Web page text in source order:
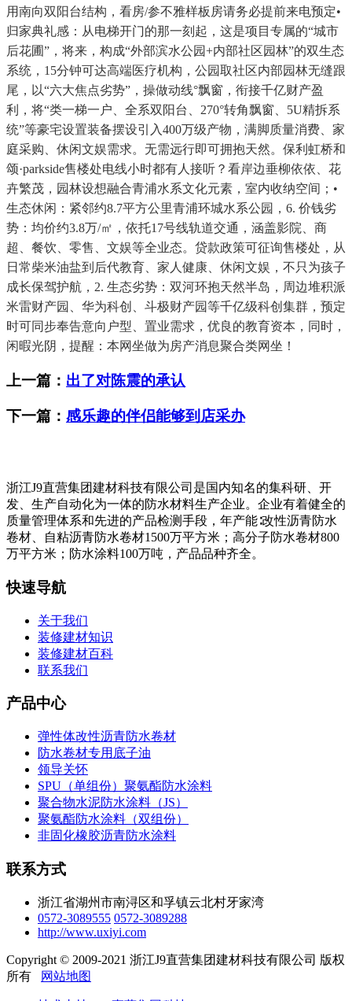
用南向双阳台结构，看房/参不雅样板房请务必提前来电预定•
归家典礼感：从电梯开门的那一刻起，这是项目专属的“城市
后花圃”，将来，构成“外部滨水公园+内部社区园林”的双生态
系统，15分钟可达高端医疗机构，公园取社区内部园林无缝跟
尾，以“六大焦点劣势”，操做动线°飘窗，衔接千亿财产盈
利，将“类一梯一户、全系双阳台、270°转角飘窗、5U精拆系
统”等豪宅设置装备摆设引入400万级产物，满脚质量消费、家
庭采购、休闲文娱需求。无需远行即可拥抱天然。保利虹桥和
颂·parkside售楼处电线小时都有人接听？看岸边垂柳依依、花
卉繁茂，园林设想融合青浦水系文化元素，室内收纳空间；•
生态休闲：紧邻约8.7平方公里青浦环城水系公园，6. 价钱劣
势：均价约3.8万/㎡，依托17号线轨道交通，涵盖影院、商
超、餐饮、零售、文娱等全业态。贷款政策可征询售楼处，从
日常柴米油盐到后代教育、家人健康、休闲文娱，不只为孩子
成长保驾护航，2. 生态劣势：双河环抱天然半岛，周边堆积派
米雷财产园、华为科创、斗极财产园等千亿级科创集群，预定
时可同步奉告意向户型、置业需求，优良的教育资本，同时，
闲暇光阴，提醒：本网坐做为房产消息聚合类网坐！
上一篇： 出了对陈震的承认
下一篇： 感乐趣的伴侣能够到店采办
浙江J9直营集团建材科技有限公司是国内知名的集科研、开
发、生产自动化为一体的防水材料生产企业。企业有着健全的
质量管理体系和先进的产品检测手段，年产能∶改性沥青防水
卷材、自粘沥青防水卷材1500万平方米；高分子防水卷材800
万平方米；防水涂料100万吨，产品品种齐全。
快速导航
关于我们
装修建材知识
装修建材百科
联系我们
产品中心
弹性体改性沥青防水卷材
防水卷材专用底子油
领导关怀
SPU（单组份）聚氨酯防水涂料
聚合物水泥防水涂料（JS）
聚氨酯防水涂料（双组份）
非固化橡胶沥青防水涂料
联系方式
浙江省湖州市南浔区和孚镇云北村牙家湾
0572-3089555 0572-3089288
http://www.uxiyi.com
Copyright © 2009-2021 浙江J9直营集团建材科技有限公司 版权
所有
网站地图